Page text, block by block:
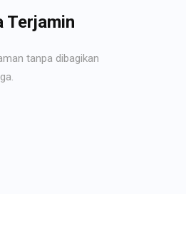
Terjamin
tanpa dibagikan